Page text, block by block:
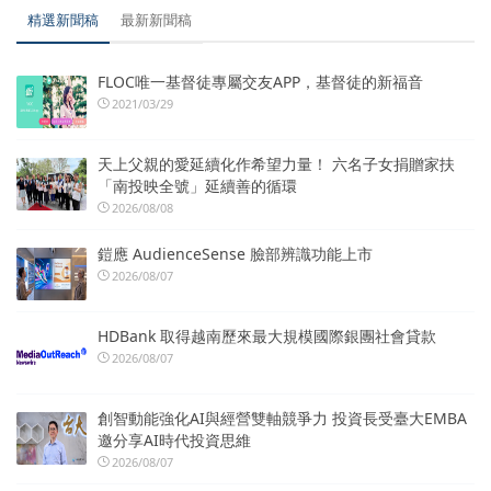
精選新聞稿 最新新聞稿
FLOC唯一基督徒專屬交友APP，基督徒的新福音
2021/03/29
天上父親的愛延續化作希望力量！ 六名子女捐贈家扶
「南投映全號」延續善的循環
2026/08/08
鎧應 AudienceSense 臉部辨識功能上市
2026/08/07
HDBank 取得越南歷來最大規模國際銀團社會貸款
2026/08/07
創智動能強化AI與經營雙軸競爭力 投資長受臺大EMBA
邀分享AI時代投資思維
2026/08/07